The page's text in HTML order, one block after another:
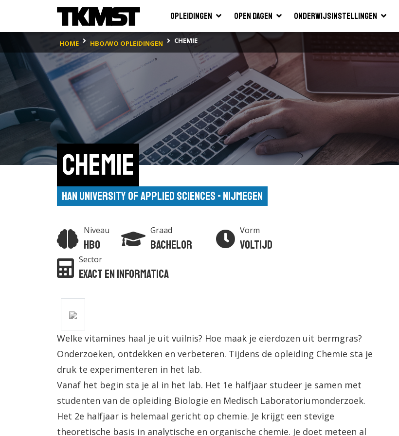
Opleidingen Open dagen Onderwijsinstellingen
HOME HBO/WO OPLEIDINGEN CHEMIE
Chemie
HAN University of Applied Sciences - Nijmegen
Niveau
Hbo
Graad
Bachelor
Vorm
Voltijd
Sector
Exact en Informatica
Welke vitamines haal je uit vuilnis? Hoe maak je eierdozen uit bermgras?
Onderzoeken, ontdekken en verbeteren. Tijdens de opleiding Chemie sta je
druk te experimenteren in het lab.
Vanaf het begin sta je al in het lab. Het 1e halfjaar studeer je samen met
studenten van de opleiding Biologie en Medisch Laboratoriumonderzoek.
Het 2e halfjaar is helemaal gericht op chemie. Je krijgt een stevige
theoretische basis in analytische en organische chemie. Je doet meteen al